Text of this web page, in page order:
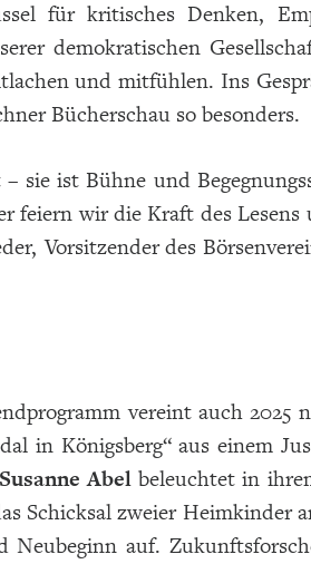
für kritisches Denken,
demokratischen
und mitfühlen. Ins
Bücherschau so besonders.
sie ist Bühne und
feiern wir die Kraft des Lesens
Vorsitzender des
vereint auch 2025
in Königsberg“ aus einem
Susanne Abelbeleuchtet in
Schicksal zweier Heimkinder
Neubeginn auf.